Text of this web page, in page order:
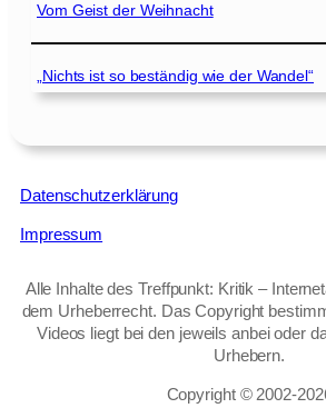
Vom Geist der Weihnacht
„Nichts ist so beständig wie der Wandel“
Datenschutzerklärung
Impressum
Alle Inhalte des Treffpunkt: Kritik –
dem Urheberrecht. Das Copyright
Videos liegt bei den jeweils anbei oder
Urhebern.
Copyright ©